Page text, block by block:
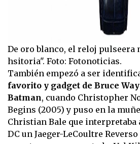
De oro blanco, el reloj pulseera
hsitoria". Foto: Fotonoticias.
También empezó a ser
favorito y gadget de Bruce
Batman, cuando Christopher
Begins (2005) y puso en la
Christian Bale que interpretaba
DC un Jaeger-LeCoultre